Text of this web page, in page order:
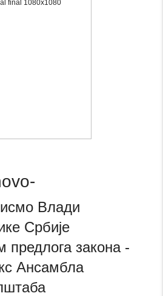
Влади
Србије
предлога закона -
Ансамбла